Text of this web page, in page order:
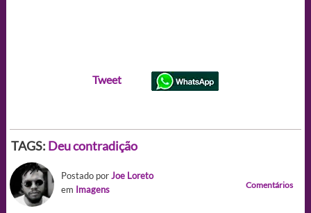
Tweet
TAGS: Deu contradição
Postado porJoe Loreto
em Imagens Comentários